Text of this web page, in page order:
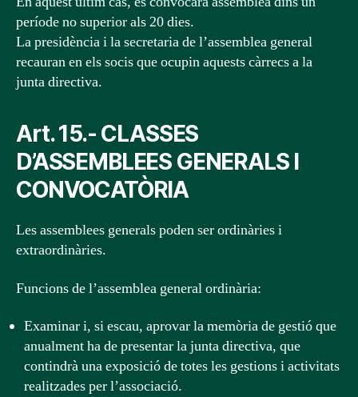
període no superior als 20 dies.
La presidència i la secretaria de l’assemblea general
recauran en els socis que ocupin aquests càrrecs a la
junta directiva.
Art. 15.- CLASSES
D’ASSEMBLEES GENERALS I
CONVOCATÒRIA
Les assemblees generals poden ser ordinàries i
extraordinàries.
Funcions de l’assemblea general ordinària:
Examinar i, si escau, aprovar la memòria de gestió que
anualment ha de presentar la junta directiva, que
contindrà una exposició de totes les gestions i activitats
realitzades per l’associació.